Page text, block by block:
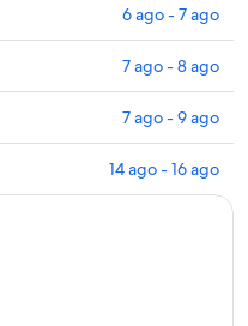
6 ago - 7 ago
7 ago - 8 ago
7 ago - 9 ago
14 ago - 16 ago